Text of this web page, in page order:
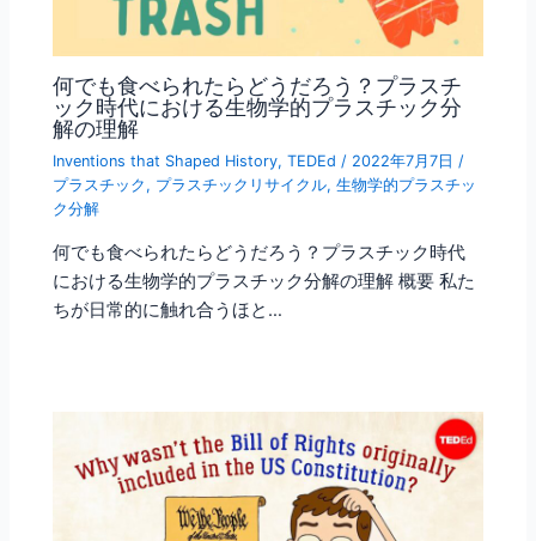
何でも食べられたらどうだろう？プラスチ
ック時代における生物学的プラスチック分
解の理解
Inventions that Shaped History,TEDEd / 2022年7月7日 /
プラスチック , プラスチックリサイクル,生物学的プラスチッ
ク分解
何でも食べられたらどうだろう？プラスチック時代
における生物学的プラスチック分解の理解 概要 私た
ちが日常的に触れ合うほと…